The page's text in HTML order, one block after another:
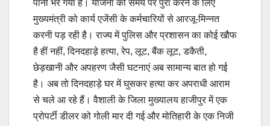
पानी भर गया है। योजना को समय पर पुरा करने के लिए
मुख्यमंत्री को कार्य एजेंसी के कर्मचारियों से आरजू-मिन्नत
करनी पड़ रही है। राज्य में पुलिस और प्रशासन का कोई खौफ
है हीं नहीं, दिनदहाड़े हत्या, रेप, लूट, बैंक लूट, डकैती,
छेड़खानी और अपहरण जैसी घटनाएं अब सामान्य बात हो गई
है। अब तो दिनदहाड़े घर में घुसकर हत्या कर अपराधी आराम
से चले आ रहे हैं। वैशाली के जिला मुख्यालय हाजीपुर में एक
प्रोपर्टी डीलर को गोली मार दी गई और मोतिहारी के एक निजी